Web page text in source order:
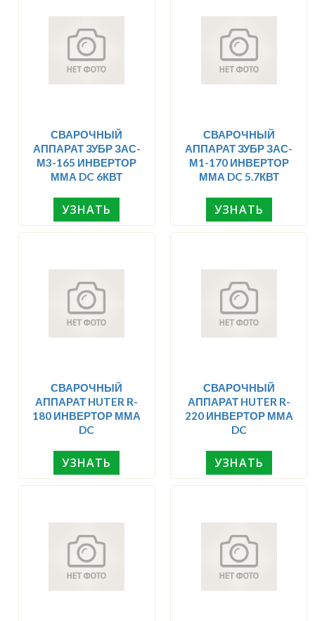
СВАРОЧНЫЙ
АППАРАТ ЗУБР ЗАС-
М3-165 ИНВЕРТОР
ММА DC 6КВТ
УЗНАТЬ
СВАРОЧНЫЙ
АППАРАТ ЗУБР ЗАС-
М1-170 ИНВЕРТОР
ММА DC 5.7КВТ
УЗНАТЬ
СВАРОЧНЫЙ
АППАРАТ HUTER R-
180 ИНВЕРТОР ММА
DC
УЗНАТЬ
СВАРОЧНЫЙ
АППАРАТ HUTER R-
220 ИНВЕРТОР ММА
DC
УЗНАТЬ